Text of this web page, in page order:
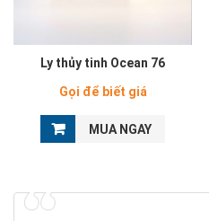
Ly thủy tinh Ocean 76
Gọi để biết giá
MUA NGAY